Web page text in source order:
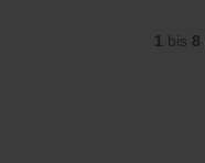
1 bis 8